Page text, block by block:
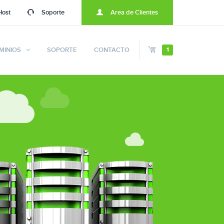
Soporte Area de Clientes
SOPORTE CONTACTO 1